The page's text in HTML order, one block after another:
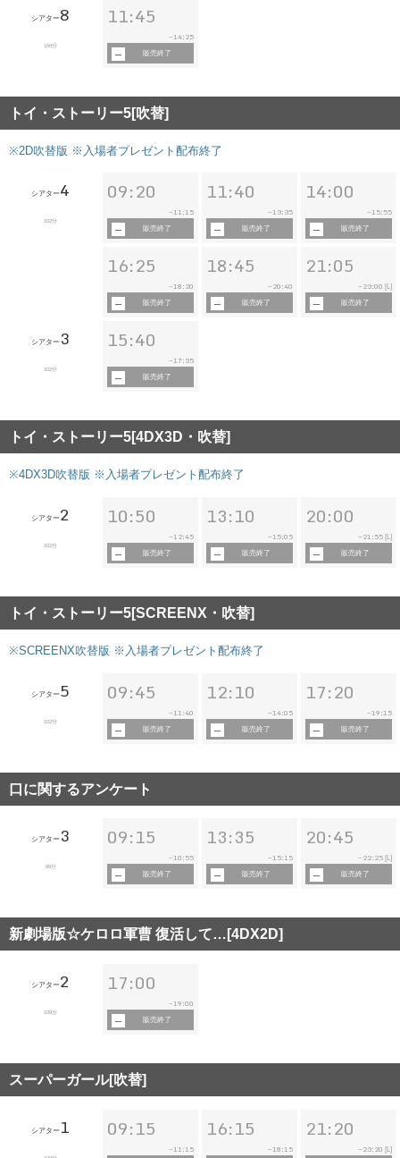
シアター8
156分
11:45
~14:25
販売終了
トイ・ストーリー5[吹替]
※2D吹替版 ※入場者プレゼント配布終了
シアター4
102分
09:20
~11:15
販売終了
11:40
~13:35
販売終了
14:00
~15:55
販売終了
16:25
~18:20
販売終了
18:45
~ 20:40
販売終了
21:05
~ 23:00 [L]
販売終了
シアター 3
102分
15:40
~17:35
販売終了
トイ・ストーリー5[4DX3D・吹替]
※4DX3D吹替版 ※入場者プレゼント配布終了
シアター2
102分
10:50
~12:45
販売終了
13:10
~15:05
販売終了
20:00
~ 21:55 [L]
販売終了
トイ・ストーリー5[SCREENX・吹替]
※SCREENX吹替版 ※入場者プレゼント配布終了
シアター5
102分
09:45
~ 11:40
販売終了
12:10
~ 14:05
販売終了
17:20
~ 19:15
販売終了
口に関するアンケート
シアター 3
89分
09:15
~10:55
販売終了
13:35
~15:15
販売終了
20:45
~ 22:25 [L]
販売終了
新劇場版☆ケロロ軍曹 復活して…[4DX2D]
シアター2
109分
17:00
~19:00
販売終了
スーパーガール[吹替]
シアター 1 09:15
~11:15
16:15
~18:15
21:20
~ 23:20 [L]